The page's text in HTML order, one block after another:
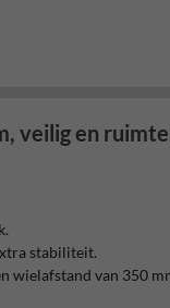
veilig en
stabiliteit.
wielafstand van 350